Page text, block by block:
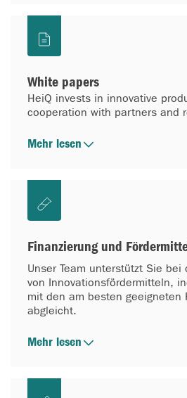
White papers
HeiQ invests in innovative
cooperation with partners and
Mehr lesen
Finanzierung und
Unser Team unterstützt Sie bei
von Innovationsfördermitteln,
mit den am besten geeigneten
abgleicht.
Mehr lesen